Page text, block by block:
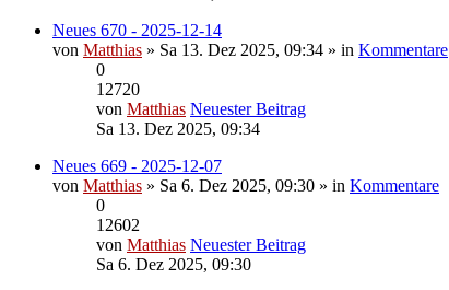
Neues 670 - 2025-12-14
von Matthias » Sa 13. Dez 2025, 09:34 » in Kommentare
0
12720
von Matthias Neuester Beitrag
Sa 13. Dez 2025, 09:34
Neues 669 - 2025-12-07
von Matthias » Sa 6. Dez 2025, 09:30 » in Kommentare
0
12602
von Matthias Neuester Beitrag
Sa 6. Dez 2025, 09:30